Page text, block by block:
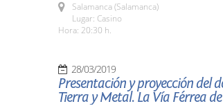
Salamanca (Salamanca)
Lugar: Casino
Hora: 20:30 h.
28/03/2019
Presentación y proyección del
Tierra y Metal. La Vía Férrea